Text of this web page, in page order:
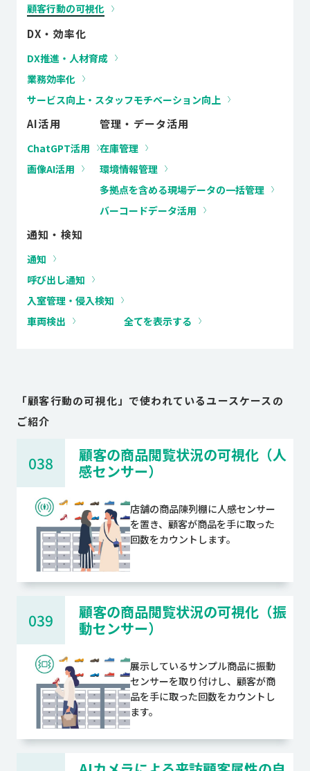
顧客行動の可視化
DX・効率化
DX推進・人材育成
業務効率化
サービス向上・スタッフモチベーション向上
AI活用
ChatGPT活用
画像AI活用
管理・データ活用
在庫管理
環境情報管理
多拠点を含める現場データの⼀括管理
バーコードデータ活用
通知・検知
通知
呼び出し通知
⼊室管理・侵⼊検知
車両検出
全てを表示する
「顧客行動の可視化 」で使われているユースケースの
ご紹介
038
顧客の商品閲覧状況の可視化（人
感センサー）
店舗の商品陳列棚に人感センサー
を置き、顧客が商品を手に取った
回数をカウントします。
039
顧客の商品閲覧状況の可視化（振
動センサー）
展示しているサンプル商品に振動
センサーを取り付けし、顧客が商
品を手に取った回数をカウントし
ます。